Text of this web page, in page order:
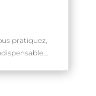
pratiquez,